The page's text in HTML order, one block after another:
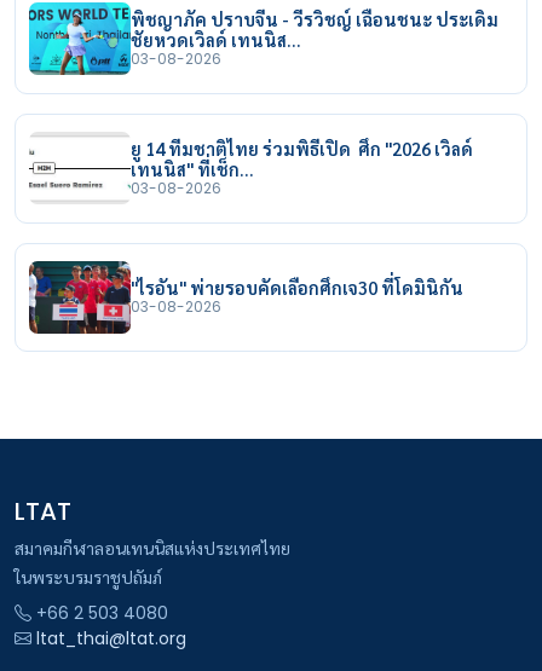
พิชญาภัค ปราบจีน - วีรวิชญ์ เฉือนชนะ ประเดิม
ชัยหวดเวิลด์ เทนนิส…
03-08-2026
ยู 14 ทีมชาติไทย ร่วมพิธีเปิด ศึก "2026 เวิลด์
เทนนิส" ที่เช็ก…
03-08-2026
"ไรอัน" พ่ายรอบคัดเลือกศึกเจ30 ที่โดมินิกัน
03-08-2026
LTAT
สมาคมกีฬาลอนเทนนิสแห่งประเทศไทย
ในพระบรมราชูปถัมภ์
+66 2 503 4080
ltat_thai@ltat.org